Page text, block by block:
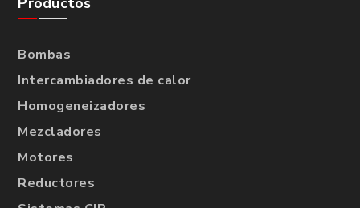
Bombas
Intercambiadores de calor
Homogeneizadores
Mezcladores
Motores
Reductores